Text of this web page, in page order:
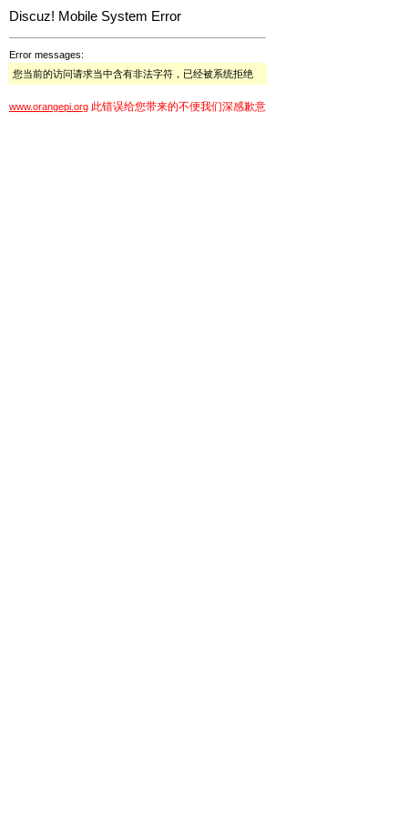
Discuz! Mobile System Error
Error messages:
您当前的访问请求当中含有非法字符，已经被系统拒绝
www.orangepi.org 此错误给您带来的不便我们深感歉意